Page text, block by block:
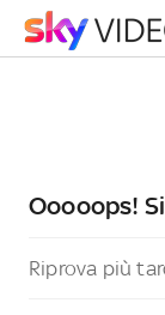
Ooooops!
Riprova più